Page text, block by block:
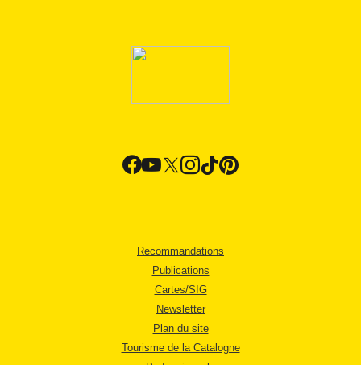
Recommandations
Publications
Cartes/SIG
Newsletter
Plan du site
Tourisme de la Catalogne